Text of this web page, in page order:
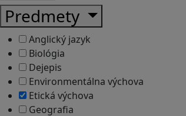
Predmety
Anglický jazyk
Biológia
Dejepis
Environmentálna výchova
Etická výchova
Geografia